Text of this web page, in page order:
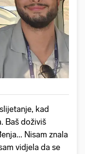
kad
Baš doživiš
Nisam znala
vidjela da se